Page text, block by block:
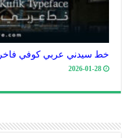
خط سيدني عربي كوفي فاخر
2026-01-28